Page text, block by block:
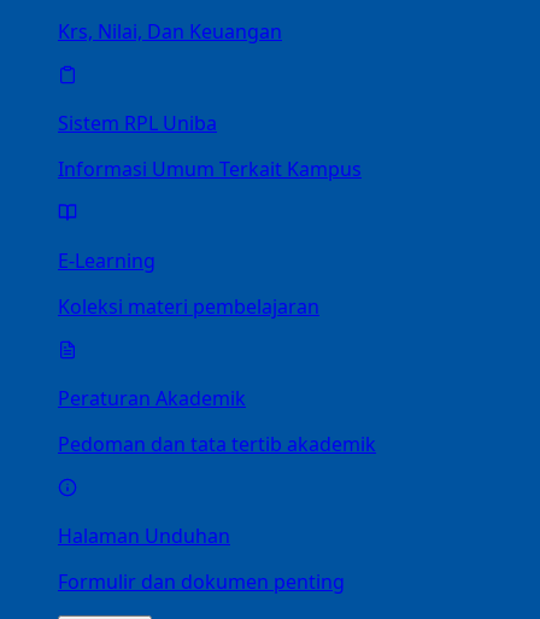
Krs, Nilai, Dan Keuangan
Sistem RPL Uniba
Informasi Umum Terkait Kampus
E-Learning
Koleksi materi pembelajaran
Peraturan Akademik
Pedoman dan tata tertib akademik
Halaman Unduhan
Formulir dan dokumen penting